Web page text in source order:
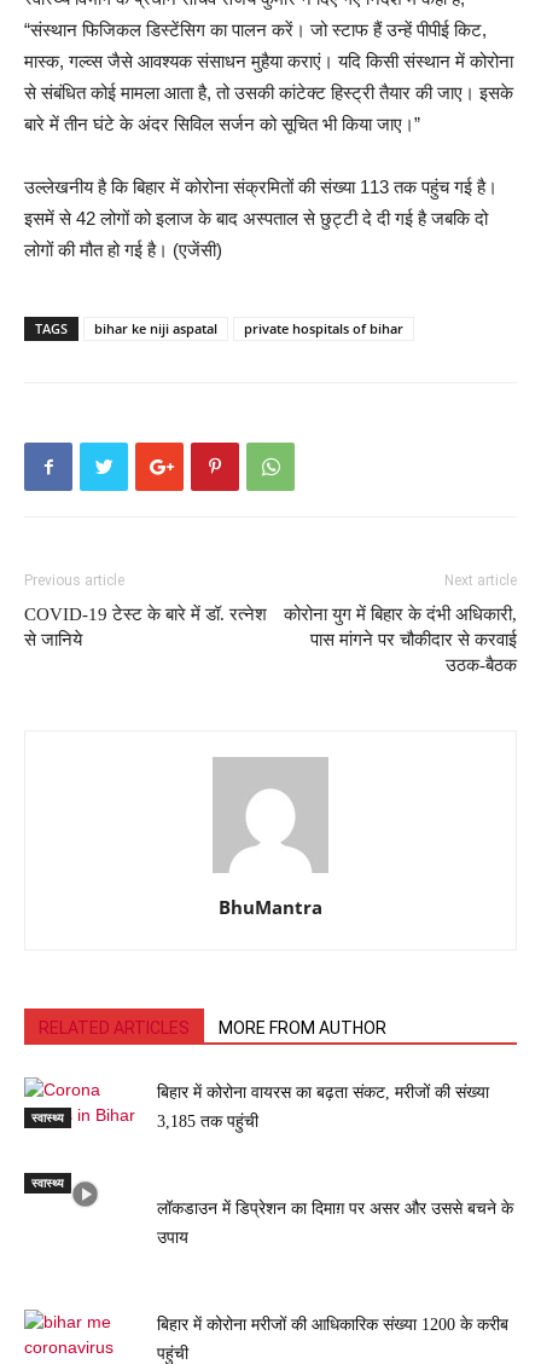
“संस्थान फिजिकल डिस्टेंसिग का पालन करें। जो स्टाफ हैं उन्हें पीपीई किट,
मास्क, गल्व्स जैसे आवश्यक संसाधन मुहैया कराएं। यदि किसी संस्थान में कोरोना
से संबंधित कोई मामला आता है, तो उसकी कांटेक्ट हिस्ट्री तैयार की जाए। इसके
बारे में तीन घंटे के अंदर सिविल सर्जन को सूचित भी किया जाए।”
उल्लेखनीय है कि बिहार में कोरोना संक्रमितों की संख्या 113 तक पहुंच गई है।
इसमें से 42 लोगों को इलाज के बाद अस्पताल से छुट्टी दे दी गई है जबकि दो
लोगों की मौत हो गई है। (एजेंसी)
TAGS bihar ke niji aspatal private hospitals of bihar
Previous article
COVID-19 टेस्ट के बारे में डॉ. रत्नेश
से जानिये
Next article
कोरोना युग में बिहार के दंभी अधिकारी,
पास मांगने पर चौकीदार से करवाई
उठक-बैठक
BhuMantra
RELATED ARTICLES MORE FROM AUTHOR
स्वास्थ्य
बिहार में कोरोना वायरस का बढ़ता संकट, मरीजों की संख्या
3,185 तक पहुंची
स्वास्थ्य
लॉकडाउन में डिप्रेशन का दिमाग़ पर असर और उससे बचने के
उपाय
बिहार में कोरोना मरीजों की आधिकारिक संख्या 1200 के करीब
पहुंची